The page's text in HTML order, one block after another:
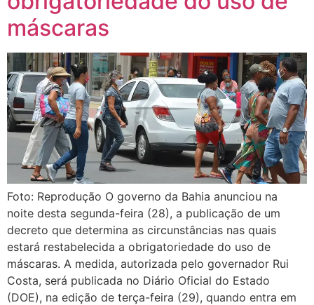
máscaras
Foto: Reprodução O governo da Bahia anunciou na
noite desta segunda-feira (28), a publicação de um
decreto que determina as circunstâncias nas quais
estará restabelecida a obrigatoriedade do uso de
máscaras. A medida, autorizada pelo governador Rui
Costa, será publicada no Diário Oficial do Estado
(DOE), na edição de terça-feira (29), quando entra em